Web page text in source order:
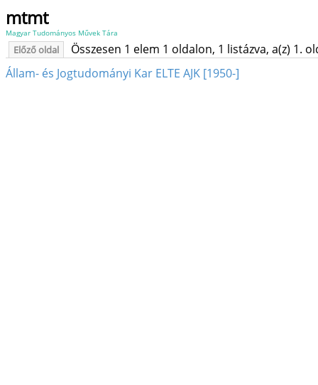
mtmt
Magyar Tudományos Művek Tára
Előző oldal
Összesen 1 elem 1 oldalon, 1 listázva, a(z) 1.
Állam- és Jogtudományi Kar ELTE AJK [1950-]